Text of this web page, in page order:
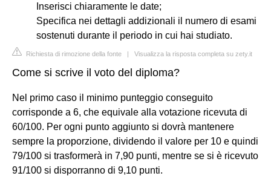
Inserisci chiaramente le date;
Specifica nei dettagli addizionali il numero di esami
sostenuti durante il periodo in cui hai studiato.
Richiesta di rimozione della fonte | Visualizza la risposta completa su zety.it
Come si scrive il voto del diploma?
Nel primo caso il minimo punteggio conseguito
corrisponde a 6, che equivale alla votazione ricevuta di
60/100. Per ogni punto aggiunto si dovrà mantenere
sempre la proporzione, dividendo il valore per 10 e quindi
79/100 si trasformerà in 7,90 punti, mentre se si è ricevuto
91/100 si disporranno di 9,10 punti.